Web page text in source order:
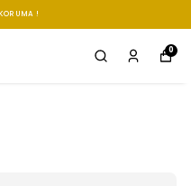
GÜÇLÜ KORUMA SADE TASARIM 🌬️
0